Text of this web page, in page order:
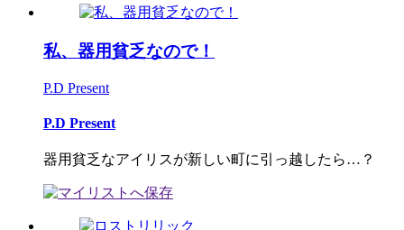
私、器用貧乏なので！
P.D Present
P.D Present
器用貧乏なアイリスが新しい町に引っ越したら…？